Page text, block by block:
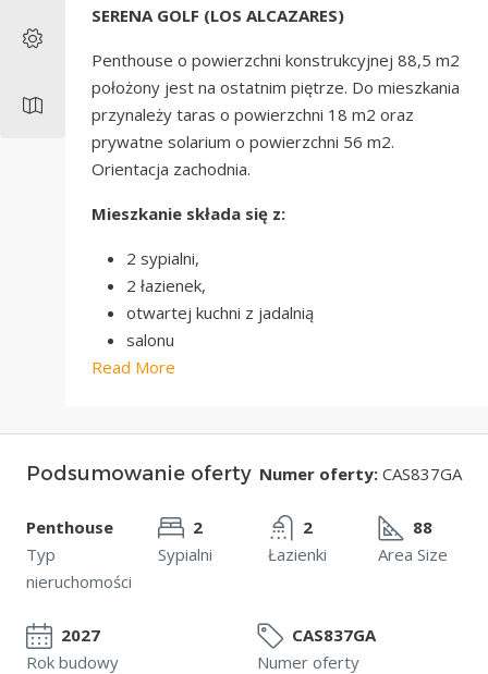
SERENA GOLF (LOS ALCAZARES)
Penthouse o powierzchni konstrukcyjnej 88,5 m2
położony jest na ostatnim piętrze. Do mieszkania
przynależy taras o powierzchni 18 m2 oraz
prywatne solarium o powierzchni 56 m2.
Orientacja zachodnia.
Mieszkanie składa się z:
2 sypialni,
2 łazienek,
otwartej kuchni z jadalnią
salonu
Read More
Podsumowanie oferty Numer oferty: CAS837GA
Penthouse
Typ
nieruchomości
2
Sypialni
2
Łazienki
88
Area Size
2027
Rok budowy
CAS837GA
Numer oferty